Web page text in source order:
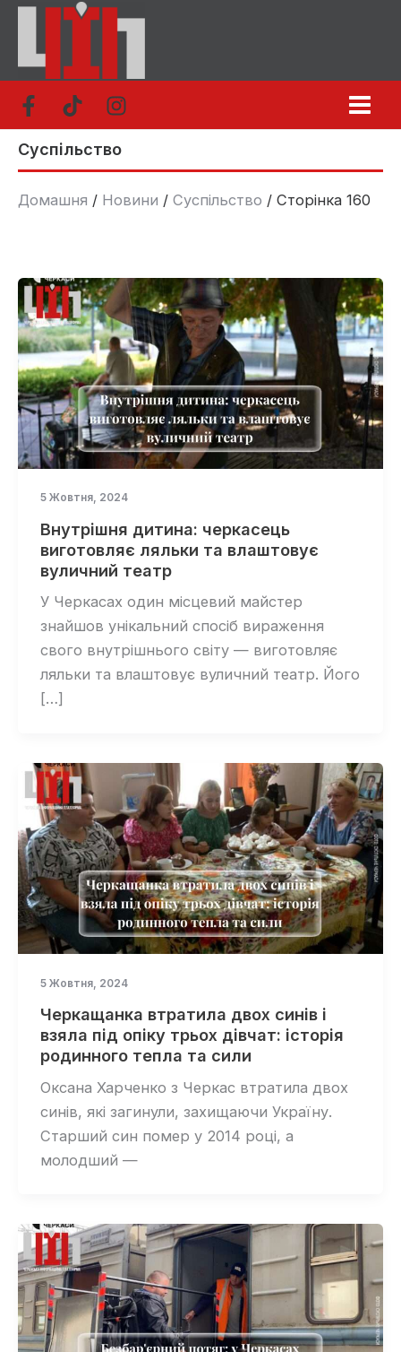
Перейти
вмісту
Суспільство
Домашня Новини Суспільство Сторінка 160
5 Жовтня, 2024
Внутрішня дитина: черкасець
виготовляє ляльки та влаштовує
вуличний театр
У Черкасах один місцевий майстер
знайшов унікальний спосіб вираження
свого внутрішнього світу — виготовляє
ляльки та влаштовує вуличний театр. Його
[…]
5 Жовтня, 2024
Черкащанка втратила двох синів і
взяла під опіку трьох дівчат: історія
родинного тепла та сили
Оксана Харченко з Черкас втратила двох
синів, які загинули, захищаючи Україну.
Старший син помер у 2014 році, а
молодший —